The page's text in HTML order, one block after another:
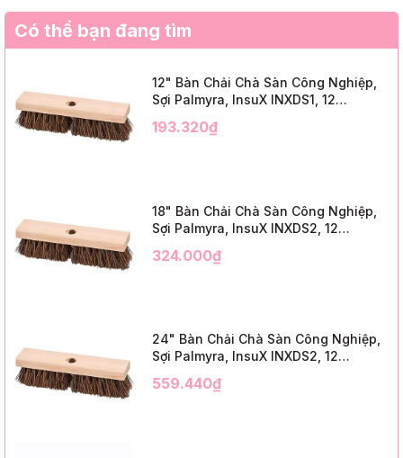
Có thể bạn đang tìm
12" Bàn Chải Chà Sàn Công Nghiệp,
Sợi Palmyra, InsuX INXDS1, 12
Trim)
193.320₫
18" Bàn Chải Chà Sàn Công Nghiệp,
Sợi Palmyra, InsuX INXDS2, 12
Trim)
324.000₫
24" Bàn Chải Chà Sàn Công Nghiệp,
Sợi Palmyra, InsuX INXDS2, 12
3" Trim)
559.440₫